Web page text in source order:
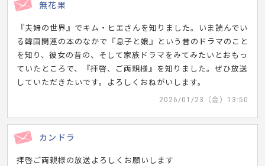
無花果
『夫婦の世界』でキム・ヒエさんを知りました。いま読んでい
る韓国関連の本のなかで『息子と娘』という昔のドラマのこと
を知り、彼女の昔の、そして家族ドラマをみてみたいとおもっ
ていたところで、『拝啓、ご両親様』を知りました。ぜひ放送
していただきたいです。よろしくおねがいします。
2026/01/23（金）13:50
カンドラ
拝啓ご両親様の放送よろしくお願いします